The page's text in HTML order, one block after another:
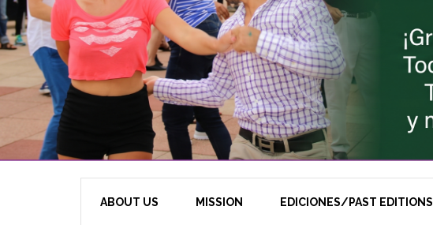
ABOUT US MISSION EDICIONES/PAST EDITIONS